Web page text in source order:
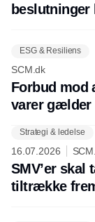
beslutninger
ESG & Resiliens
SCM.dk
Forbud mod
varer gælder
Strategi & ledelse
16.07.2026
SMV’er
tiltrække